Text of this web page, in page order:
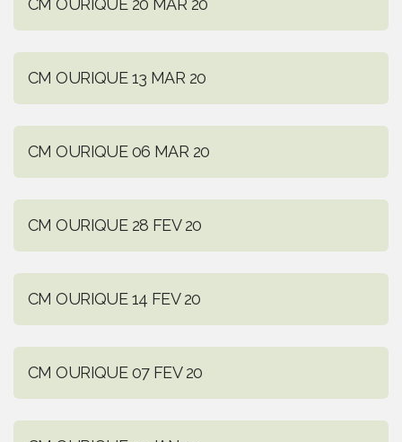
CM OURIQUE 20 MAR 20
CM OURIQUE 13 MAR 20
CM OURIQUE 06 MAR 20
CM OURIQUE 28 FEV 20
CM OURIQUE 14 FEV 20
CM OURIQUE 07 FEV 20